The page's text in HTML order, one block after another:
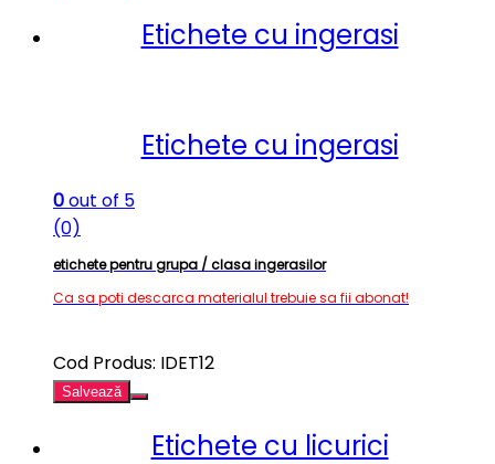
Etichete cu ingerasi
Etichete cu ingerasi
0out of 5
(0)
etichete pentru grupa / clasa ingerasilor
Ca sa poti descarca materialul trebuie sa fii abonat!
Cod Produs: IDET12
Salvează
Etichete cu licurici